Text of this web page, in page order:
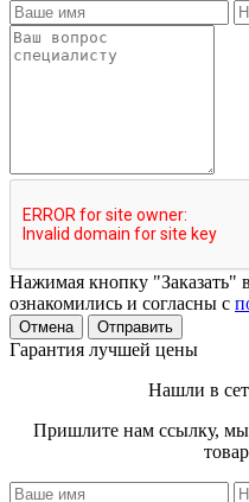
Нажимая кнопку "Заказать"
ознакомились и согласны с
Отмена Отправить
Гарантия лучшей цены
Нашли в
Пришлите нам ссылку,